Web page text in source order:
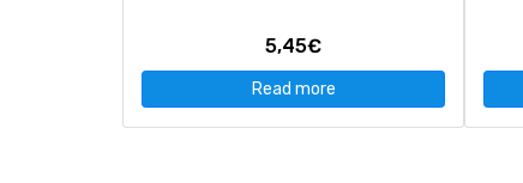
5,45€
Read more